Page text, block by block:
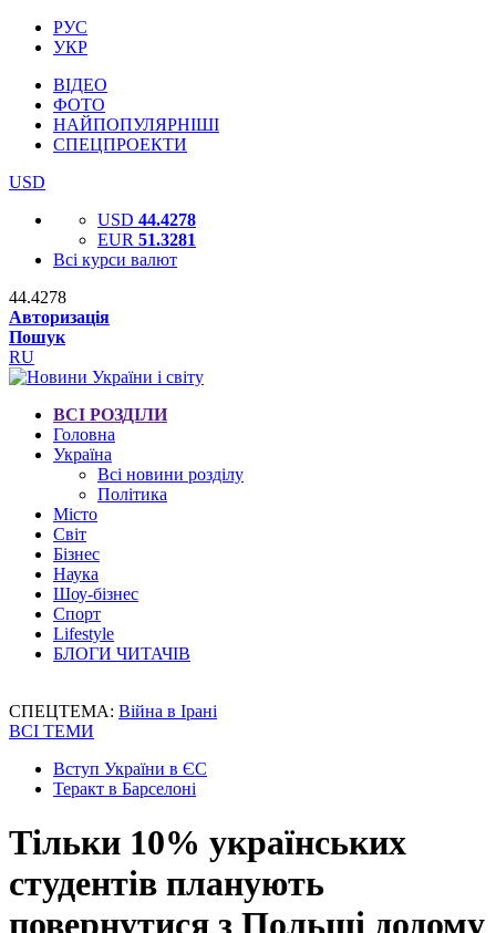
РУС
УКР
ВІДЕО
ФОТО
НАЙПОПУЛЯРНІШІ
СПЕЦПРОЕКТИ
USD
USD 44.4278
EUR 51.3281
Всі курси валют
44.4278
Авторизація
Пошук
RU
ВСІ РОЗДІЛИ
Головна
Україна
Всі новини розділу
Політика
Місто
Світ
Бізнес
Наука
Шоу-бізнес
Спорт
Lifestyle
БЛОГИ ЧИТАЧІВ
СПЕЦТЕМА: Війна в Ірані
ВСІ ТЕМИ
Вступ України в ЄС
Теракт в Барселоні
Тільки 10% українських
студентів планують
повернутися з Польщі додому